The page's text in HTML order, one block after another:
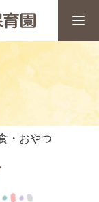
・おやつ